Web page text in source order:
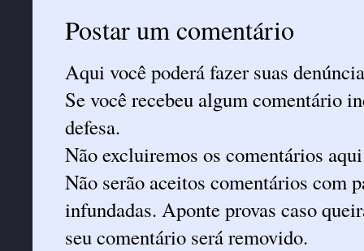
Postar um comentário
Aqui você poderá fazer suas
Se você recebeu algum comentário
defesa.
Não excluiremos os comentários
Não serão aceitos comentários com
infundadas. Aponte provas caso
seu comentário será removido.